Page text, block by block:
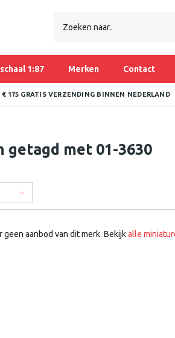
1:87 Merken Contact
€ 175 GRATIS VERZENDING BINNEN NEDERLAND
getagd met 01-3630
geen aanbod van dit merk. Bekijkalle